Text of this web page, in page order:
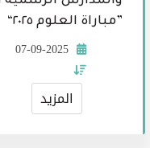
”مباراة العلوم ٢٠٢٥“
07-09-2025
المزيد